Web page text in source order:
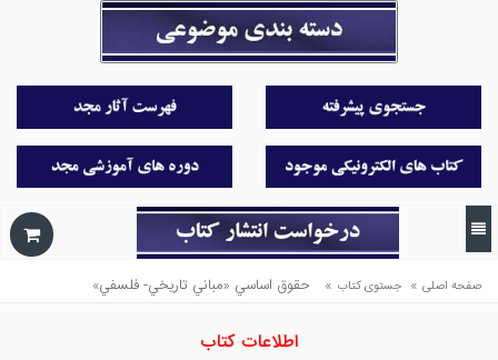
صفحه اصلی » جستوی کتاب » حقوق اساسي «مباني تاريخي- فلسفي»
اطلاعات کتاب